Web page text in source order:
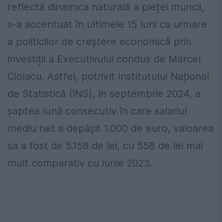
reflectă dinamica naturală a pieței muncii,
s-a accentuat în ultimele 15 luni ca urmare
a politicilor de creștere economică prin
investiții a Executivului condus de Marcel
Ciolacu. Astfel, potrivit Institutului Național
de Statistică (INS), în septembrie 2024, a
șaptea lună consecutiv în care salariul
mediu net a depășit 1.000 de euro, valoarea
sa a fost de 5.158 de lei, cu 558 de lei mai
mult comparativ cu iunie 2023.